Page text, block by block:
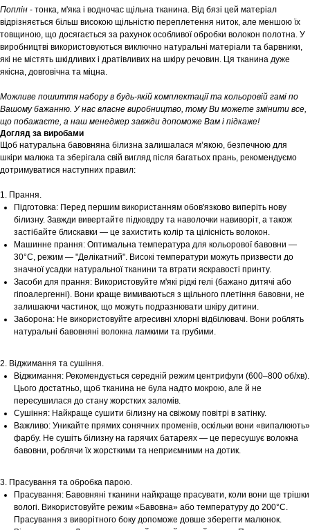
Поплін - тонка, м'яка і водночас щільна тканина. Від бязі цей матеріал
відрізняється більш високою щільністю переплетення ниток, але меншою їх
товщиною, що досягається за рахунок особливої обробки волокон полотна. У
виробництві використовуються виключно натуральні матеріали та барвники,
які не містять шкідливих і дратівливих на шкіру речовин. Ця тканина дуже
якісна, довговічна та міцна.
Можливе пошиття набору в будь-якій комплектації та кольоровій гамі по
Вашому бажанню. У нас власне виробництво, тому Ви можете змінити все,
що побажаєте, а наш менеджер завжди допоможе Вам і підкаже!
Догляд за виробами
Щоб натуральна бавовняна білизна залишалася м’якою, безпечною для
шкіри малюка та зберігала свій вигляд після багатьох прань, рекомендуємо
дотримуватися наступних правил:
1. Прання.
Підготовка: Перед першим використанням обов'язково виперіть нову
білизну. Завжди вивертайте підковдру та наволочки навиворіт, а також
застібайте блискавки — це захистить колір та цілісність волокон.
Машинне прання: Оптимальна температура для кольорової бавовни —
30°С, режим — "Делікатний". Високі температури можуть призвести до
значної усадки натуральної тканини та втрати яскравості принту.
Засоби для прання: Використовуйте м'які рідкі гелі (бажано дитячі або
гіпоалергенні). Вони краще вимиваються з щільного плетіння бавовни, не
залишаючи частинок, що можуть подразнювати шкіру дитини.
Заборона: Не використовуйте агресивні хлорні відбілювачі. Вони роблять
натуральні бавовняні волокна ламкими та грубими.
2. Віджимання та сушіння.
Віджимання: Рекомендується середній режим центрифуги (600–800 об/хв).
Цього достатньо, щоб тканина не була надто мокрою, але й не
пересушилася до стану жорстких заломів.
Сушіння: Найкраще сушити білизну на свіжому повітрі в затінку.
Важливо: Уникайте прямих сонячних променів, оскільки вони «випалюють»
фарбу. Не сушіть білизну на гарячих батареях — це пересушує волокна
бавовни, роблячи їх жорсткими та неприємними на дотик.
3. Прасування та обробка парою.
Прасування: Бавовняні тканини найкраще прасувати, коли вони ще трішки
вологі. Використовуйте режим «Бавовна» або температуру до 200°С.
Прасування з виворітного боку допоможе довше зберегти малюнок.